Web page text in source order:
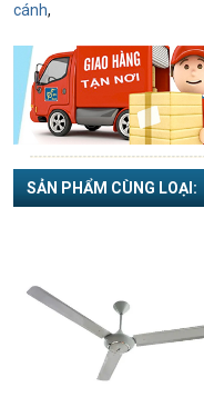
cánh,
SẢN PHẨM CÙNG LOẠI: